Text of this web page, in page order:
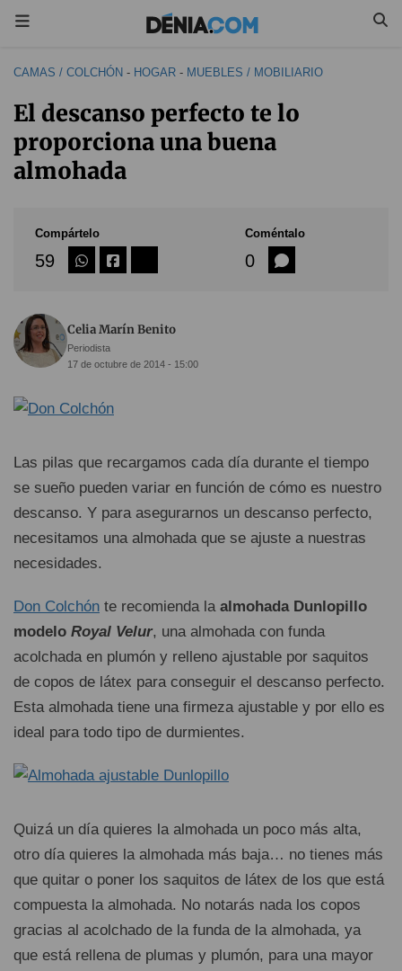
CAMAS / COLCHÓN - HOGAR - MUEBLES / MOBILIARIO
El descanso perfecto te lo
proporciona una buena
almohada
Compártelo
59
Coméntalo
0
Celia Marín Benito
Periodista
17 de octubre de 2014 - 15:00
Las pilas que recargamos cada día durante el tiempo
se sueño pueden variar en función de cómo es nuestro
descanso. Y para asegurarnos un descanso perfecto,
necesitamos una almohada que se ajuste a nuestras
necesidades.
Don Colchón te recomienda la almohada Dunlopillo
modelo Royal Velur, una almohada con funda
acolchada en plumón y relleno ajustable por saquitos
de copos de látex para conseguir el descanso perfecto.
Esta almohada tiene una firmeza ajustable y por ello es
ideal para todo tipo de durmientes.
Quizá un día quieres la almohada un poco más alta,
otro día quieres la almohada más baja… no tienes más
que quitar o poner los saquitos de látex de los que está
compuesta la almohada. No notarás nada los copos
gracias al acolchado de la funda de la almohada, ya
que está rellena de plumas y plumón, para una mayor